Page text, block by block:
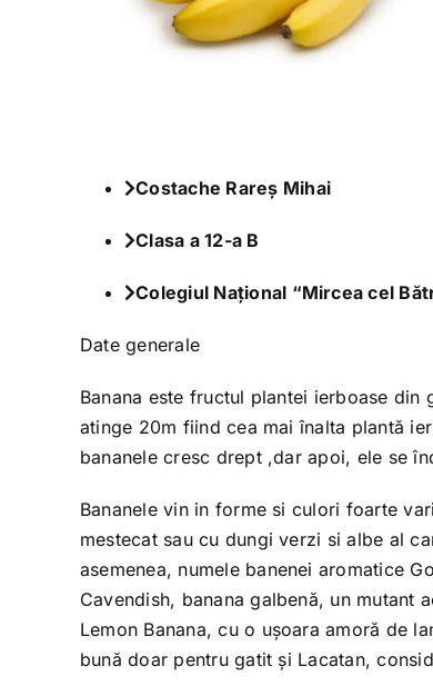
Costache Rareș Mihai
Clasa a 12-a B
Colegiul Național “Mircea cel
Date generale
Banana este fructul plantei ierboase din
atinge 20m fiind cea mai înalta plantă
bananele cresc drept ,dar apoi, ele se
Bananele vin in forme si culori foarte
mestecat sau cu dungi verzi si albe al
asemenea, numele banenei aromatice
Cavendish, banana galbenă, un mutant
Lemon Banana, cu o ușoara amoră de
bună doar pentru gatit și Lacatan,